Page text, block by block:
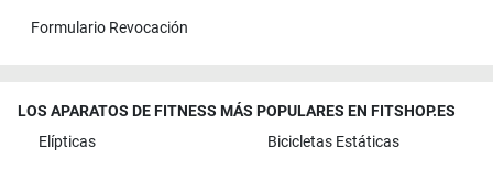
Formulario Revocación
LOS APARATOS DE FITNESS MÁS POPULARES EN FITSHOP.ES
Elípticas
Bicicletas Estáticas